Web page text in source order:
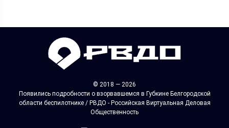
© 2018 — 2026
Появились подробности о взорвавшемся в Губкине Белгородской
области беспилотнике / РВДО - Российская Виртуальная Деловая
Общественность